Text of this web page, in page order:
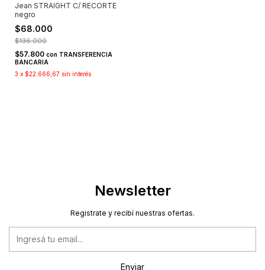
Jean STRAIGHT C/ RECORTE
negro
$68.000
$136.000
$57.800 con TRANSFERENCIA
BANCARIA
3 x $22.666,67 sin interés
Newsletter
Registrate y recibí nuestras ofertas.